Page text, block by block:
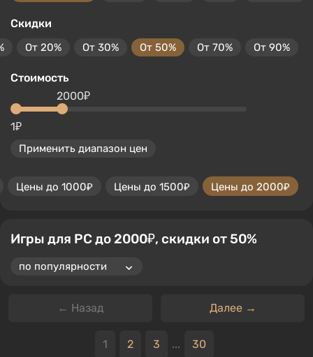
Скидки
От 20% От 30% От 50% От 70% От 90%
Стоимость
1₽
2000₽
Применить диапазон цен
Цены до 1000₽ Цены до 1500₽ Цены до 2000₽
Игры для PC до 2000₽, скидки от 50%
← Назад Далее →
1 2 3 ... 30